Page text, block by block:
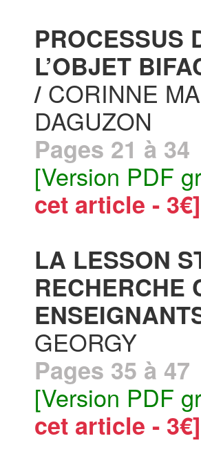
PROCESSUS
L’OBJET
/ CORINNE
DAGUZON
Pages 21 à 34
[Version PDF
cet article - 3€]
LA LESSON
RECHERCHE
GEORGY
Pages 35 à 47
[Version PDF
cet article - 3€]